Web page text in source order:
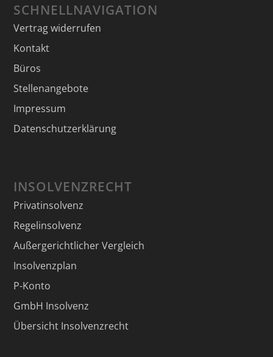
SCHNELLNAVIGATION
Vertrag widerrufen
Kontakt
Büros
Stellenangebote
Impressum
Datenschutzerklärung
INSOLVENZRECHT
Privatinsolvenz
Regelinsolvenz
Außergerichtlicher Vergleich
Insolvenzplan
P-Konto
GmbH Insolvenz
Übersicht Insolvenzrecht